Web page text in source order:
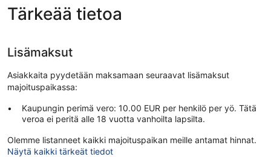
Tärkeää tietoa
Lisämaksut
Asiakkaita pyydetään maksamaan seuraavat lisämaksut
majoituspaikassa:
Kaupungin perimä vero: 10.00 EUR per henkilö per yö. Tätä
veroa ei peritä alle 18 vuotta vanhoilta lapsilta.
Olemme listanneet kaikki majoituspaikan meille antamat hinnat.
Näytä kaikki tärkeät tiedot